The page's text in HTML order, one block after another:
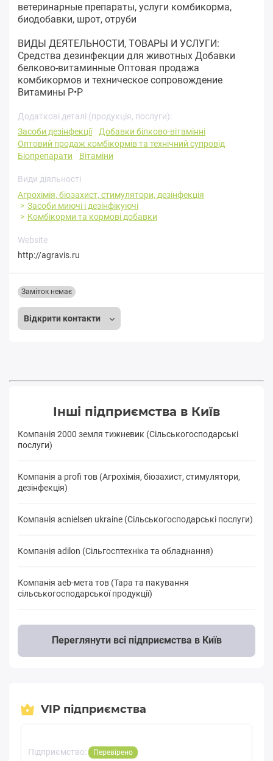
ветеринарные препараты, услуги комбикорма,
биодобавки, шрот, отруби
ВИДЫ ДЕЯТЕЛЬНОСТИ, ТОВАРЫ И УСЛУГИ:
Средства дезинфекции для животных Добавки
белково-витаминные Оптовая продажа
комбикормов и техническое сопровождение
Витамины Р•Р
Додаткові деталі (продукція, послуги):
Засоби дезінфекції
Добавки білково-вітамінні
Оптовий продаж комбікормів та технічний супровід
Біопрепарати
Вітаміни
Види діяльності
Агрохімія, біозахист, стимулятори, дезінфекція
Засоби миючі і дезінфікуючі
Комбікорми та кормові добавки
Website
http://agravis.ru
Відкрити контакти
Заміток немає
Інші підприємства в Київ
Компанія 2000 земля тижневик (Сільськогосподарські
послуги)
Компанія a profi тов (Агрохімія, біозахист, стимулятори,
дезінфекція)
Компанія acnielsen ukraine (Сільськогосподарські послуги)
Компанія adilon (Сільгосптехніка та обладнання)
Компанія aeb-мета тов (Тара та пакування
сільськогосподарської продукції)
Переглянути всі підприємства в Київ
VIP підприємства
Підприємство: Перевірено